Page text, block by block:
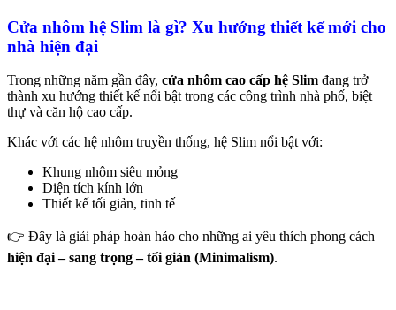
Cửa nhôm hệ Slim là gì? Xu hướng thiết kế mới cho
nhà hiện đại
Trong những năm gần đây, cửa nhôm cao cấp hệ Slim đang trở
thành xu hướng thiết kế nổi bật trong các công trình nhà phố, biệt
thự và căn hộ cao cấp.
Khác với các hệ nhôm truyền thống, hệ Slim nổi bật với:
Khung nhôm siêu mỏng
Diện tích kính lớn
Thiết kế tối giản, tinh tế
👉 Đây là giải pháp hoàn hảo cho những ai yêu thích phong cách
hiện đại – sang trọng – tối giản (Minimalism).